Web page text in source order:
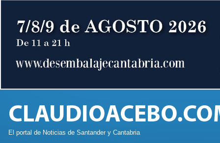
El portal de Noticias de Santander y Cantabria